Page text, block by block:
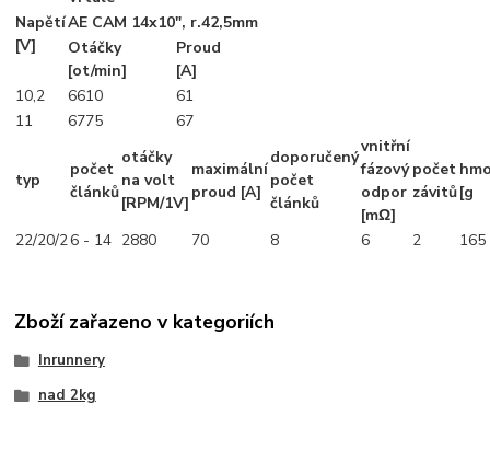
Napětí
[V]
AE CAM 14x10", r.42,5mm
Otáčky
[ot/min]
Proud
[A]
10,2
6610
61
11
6775 67
typ
počet
článků
otáčky
na volt
[RPM/1V]
maximální
proud [A]
doporučený
počet
článků
vnitřní
fázový
odpor
[mΩ]
počet
závitů[g
22/20/26 - 14 2880 70 8 6 2 165
Zboží zařazeno v kategoriích
Inrunnery
nad 2kg